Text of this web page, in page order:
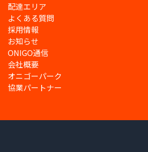
配達エリア
よくある質問
採用情報
お知らせ
ONIGO通信
会社概要
オニゴーパーク
協業パートナー